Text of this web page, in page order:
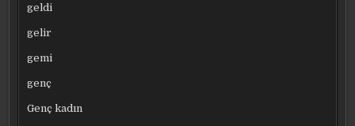
geldi
gelir
gemi
genç
Genç kadın